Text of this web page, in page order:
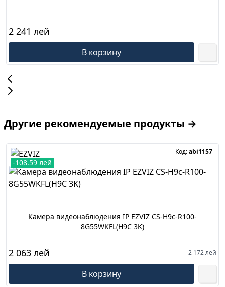
2 241 лей
В корзину
Другие рекомендуемые продукты →
Код:abi1157
-108.59 лей
Камера видеонаблюдения IP EZVIZ CS-H9c-R100-
8G55WKFL(H9C 3K)
2 063 лей 2 172 лей
В корзину